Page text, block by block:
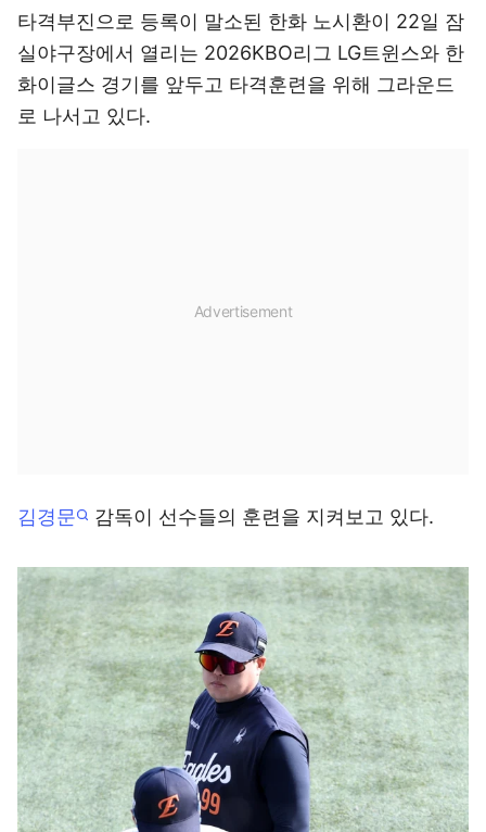
타격부진으로 등록이 말소된 한화 노시환이 22일 잠
실야구장에서 열리는 2026KBO리그 LG트윈스와 한
화이글스 경기를 앞두고 타격훈련을 위해 그라운드
로 나서고 있다.
김경문 감독이 선수들의 훈련을 지켜보고 있다.